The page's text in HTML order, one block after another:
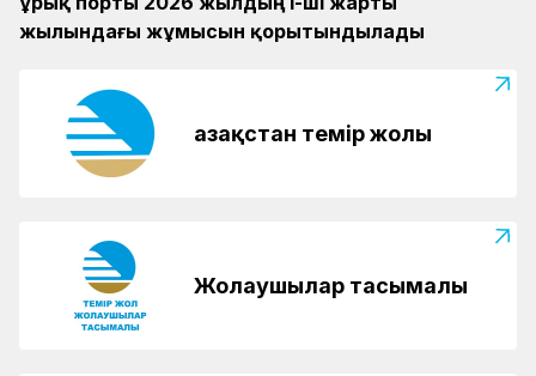
жылындағы жұмысын қорытындылады
Қазақстан темір жолы
Жолаушылар тасымалы